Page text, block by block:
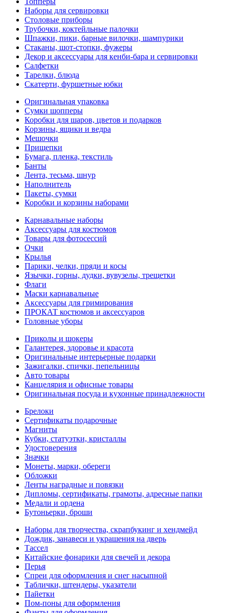
Наборы для сервировки
Столовые приборы
Трубочки, коктейльные палочки
Шпажки, пики, барные вилочки, шампурики
Стаканы, шот-стопки, фужеры
Декор и аксессуары для кенби-бара и сервировки
Салфетки
Тарелки, блюда
Скатерти, фуршетные юбки
Оригинальная упаковка
Сумки шопперы
Коробки для шаров, цветов и подарков
Корзины, ящики и ведра
Мешочки
Прищепки
Бумага, пленка, текстиль
Банты
Лента, тесьма, шнур
Наполнитель
Пакеты, сумки
Коробки и корзины наборами
Карнавальные наборы
Аксессуары для костюмов
Товары для фотосессий
Очки
Крылья
Парики, челки, пряди и косы
Язычки, горны, дудки, вувузелы, трещетки
Флаги
Маски карнавальные
Аксессуары для гримирования
ПРОКАТ костюмов и аксессуаров
Головные уборы
Приколы и шокеры
Галантерея, здоровье и красота
Оригинальные интерьерные подарки
Зажигалки, спички, пепельницы
Авто товары
Канцелярия и офисные товары
Оригинальная посуда и кухонные принадлежности
Брелоки
Сертификаты подарочные
Магниты
Кубки, статуэтки, кристаллы
Удостоверения
Значки
Монеты, марки, обереги
Обложки
Ленты наградные и повязки
Дипломы, сертификаты, грамоты, адресные папки
Медали и ордена
Бутоньерки, броши
Наборы для творчества, скрапбукинг и хендмейд
Дождик, занавеси и украшения на дверь
Тассел
Китайские фонарики для свечей и декора
Перья
Спреи для оформления и снег насыпной
Таблички, штендеры, указатели
Пайетки
Пом-поны для оформления